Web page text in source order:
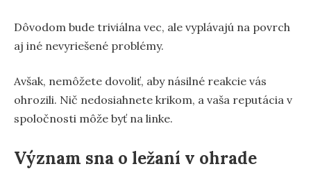
Dôvodom bude triviálna vec, ale vyplávajú na povrch
aj iné nevyriešené problémy.
Avšak, nemôžete dovoliť, aby násilné reakcie vás
ohrozili. Nič nedosiahnete krikom, a vaša reputácia v
spoločnosti môže byť na linke.
Význam sna o ležaní v ohrade